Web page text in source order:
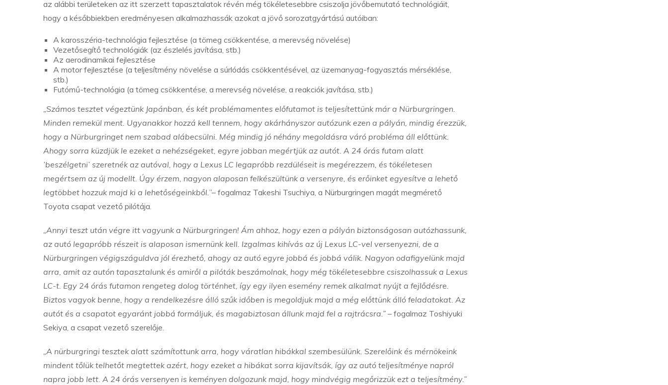
az alábbi területeken az itt szerzett tapasztalatok révén még tökéletesebbre csiszolja jövőbemutató technológiáit,
hogy a későbbiekben eredményesen alkalmazhassák azokat a jövő sorozatgyártású autóiban:
A karosszéria-technológia fejlesztése (a tömeg csökkentése, a merevség növelése)
Vezetősegítő technológiák (az észlelés javítása, stb.)
Az aerodinamikai fejlesztése
A motor fejlesztése (a teljesítmény növelése a súrlódás csökkentésével, az üzemanyag-fogyasztás mérséklése,
stb.)
Futómű-technológia (a tömeg csökkentése, a merevség növelése, a reakciók javítása, stb.)
„Számos tesztet végeztünk Japánban, és két problémamentes előfutamot is teljesítettünk már a Nürburgringen.
Minden remekül ment. Ugyanakkor hozzá kell tennem, hogy akárhányszor autózunk ezen a pályán, mindig érezzük,
hogy a Nürburgringet nem szabad alábecsülni. Még mindig jó néhány megoldásra váró probléma áll előttünk.
Ahogy sorra küzdjük le ezeket a nehézségeket, egyre jobban megértjük az autót. A 24 órás futam alatt
’beszélgetni’ szeretnék az autóval, hogy a Lexus LC legapróbb rezdüléseit is megérezzem, és tökéletesen
megértsem az új modellt. Úgy érzem, nagyon alaposan felkészültünk a versenyre, és erőinket egyesítve a lehető
legtöbbet hozzuk majd ki a lehetőségeinkből.”– fogalmaz Takeshi Tsuchiya, a Nürburgringen magát megmérető
Toyota csapat vezető pilótája.
„Annyi teszt után végre itt vagyunk a Nürburgringen! Ám ahhoz, hogy ezen a pályán biztonságosan autózhassunk,
az autó legapróbb részeit is alaposan ismernünk kell. Izgalmas kihívás az új Lexus LC-vel versenyezni, de a
Nürburgringen végigszáguldva jól érezhető, ahogy az autó egyre jobbá és jobbá válik. Nagyon odafigyelünk majd
arra, amit az autón tapasztalunk és amiről a pilóták beszámolnak, hogy még tökéletesebbre csiszolhassuk a Lexus
LC-t. Egy 24 órás futamon rengeteg dolog történhet, így egy ilyen esemény remek alkalmat nyújt a fejlődésre.
Biztos vagyok benne, hogy a rendelkezésre álló szűk időben is megoldjuk majd a még előttünk álló feladatokat. Az
autót és a csapatot egyaránt jobbá formáljuk, és magabiztosan állunk majd fel a rajtrácsra.” – fogalmaz Toshiyuki
Sekiya, a csapat vezető szerelője.
„A nürburgringi tesztek alatt számítottunk arra, hogy váratlan hibákkal szembesülünk. Szerelőink és mérnökeink
mindent tőlük telhetőt megtettek azért, hogy ezeket a hibákat sorra kijavítsák, így az autó teljesítménye napról
napra jobb lett. A 24 órás versenyen is keményen dolgozunk majd, hogy mindvégig megőrizzük ezt a teljesítmény.”